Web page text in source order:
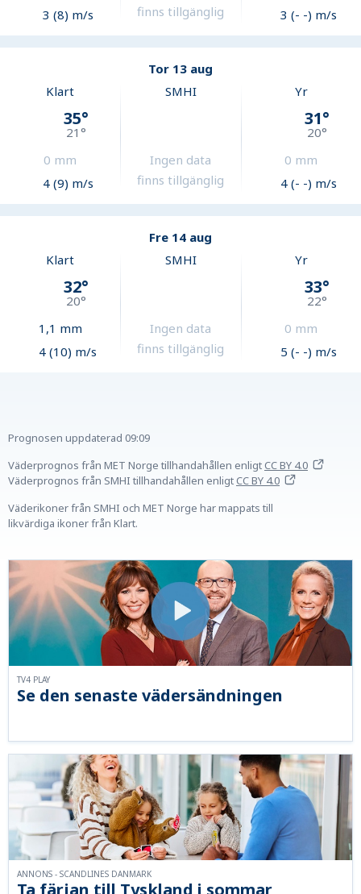
3 (8) m/s
finns tillgänglig
3 (- -) m/s
Tor 13 aug
Klart
35°
21°
0 mm
4 (9) m/s
SMHI
Ingen data
finns tillgänglig
Yr
31°
20°
0 mm
4 (- -) m/s
Fre 14 aug
Klart
32°
20°
1,1 mm
4 (10) m/s
SMHI
Ingen data
finns tillgänglig
Yr
33°
22°
0 mm
5 (- -) m/s
Prognosen uppdaterad 09:09
Väderprognos från MET Norge tillhandahållen enligtCC BY 4.0
Väderprognos från SMHI tillhandahållen enligtCC BY 4.0
Väderikoner från SMHI och MET Norge har mappats till
likvärdiga ikoner från Klart.
Se den senaste vädersändningen
TV4 PLAY
ANNONS - SCANDLINES DANMARK